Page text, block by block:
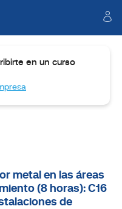
en un curso
metal en las áreas
(8 horas): C16
de